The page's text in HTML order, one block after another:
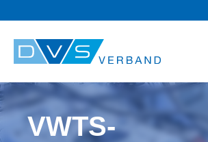
VWTS-